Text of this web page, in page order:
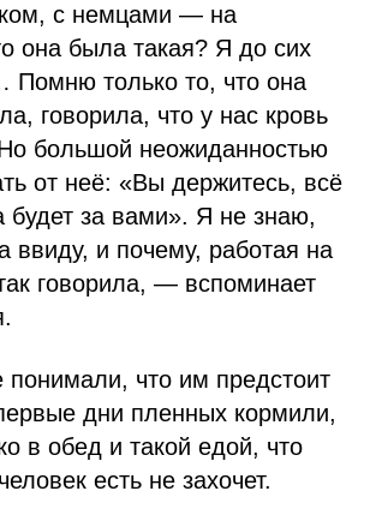
с немцами — на
она была такая? Я до сих
Помню только то, что она
говорила, что у нас кровь
большой неожиданностью
от неё: «Вы держитесь, всё
будет за вами». Я не знаю,
ввиду, и почему, работая на
говорила, — вспоминает
понимали, что им предстоит
дни пленных кормили,
в обед и такой едой, что
есть не захочет.